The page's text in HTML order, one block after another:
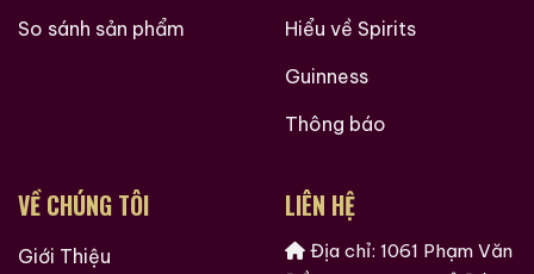
Brandy Changyu Gold
Medal
700ml / 40%
Roi Des Rois Cognac
Monalisa
700ml / 40%
So sánh sản phẩm
Hiểu về Spirits
Guinness
Thông báo
VỀ CHÚNG TÔI
Giới Thiệu
LIÊN HỆ
Địa chỉ: 1061 Phạm Văn